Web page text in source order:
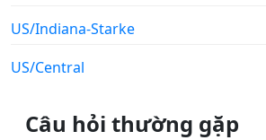
US/Indiana-Starke
US/Central
Câu hỏi thường gặp